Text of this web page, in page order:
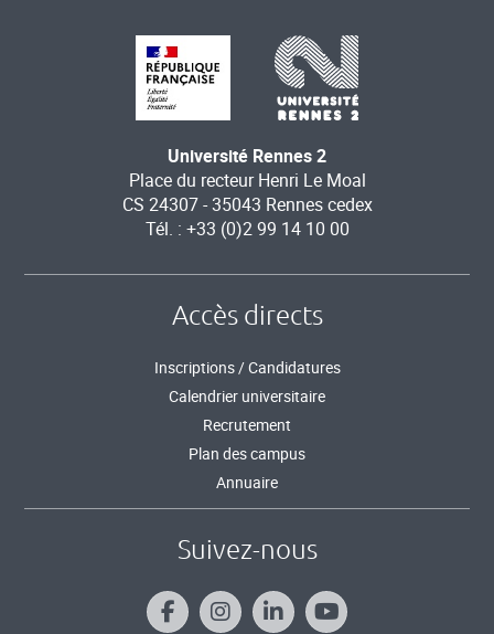
Université Rennes 2
Place du recteur Henri Le Moal
CS 24307 - 35043 Rennes cedex
Tél. : +33 (0)2 99 14 10 00
Accès directs
Inscriptions / Candidatures
Calendrier universitaire
Recrutement
Plan des campus
Annuaire
Suivez-nous